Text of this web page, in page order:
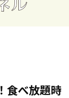
食べ放題時